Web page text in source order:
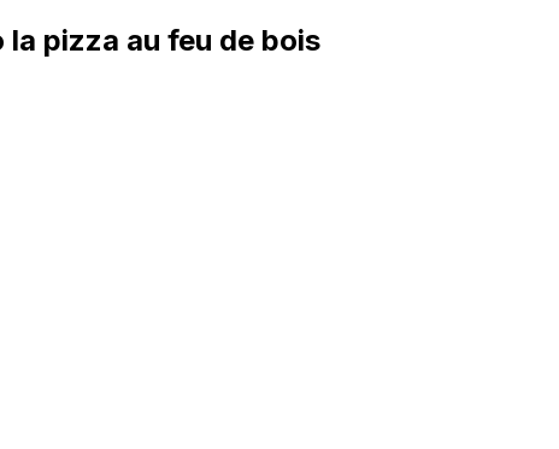
la pizza au feu de bois